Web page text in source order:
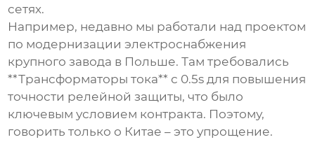
сетях.
Например, недавно мы работали над проектом
по модернизации электроснабжения
крупного завода в Польше. Там требовались
**Трансформаторы тока** с 0.5s для повышения
точности релейной защиты, что было
ключевым условием контракта. Поэтому,
говорить только о Китае – это упрощение.